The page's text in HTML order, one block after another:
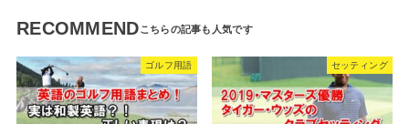
RECOMMEND
ゴルフ用語 セッティング